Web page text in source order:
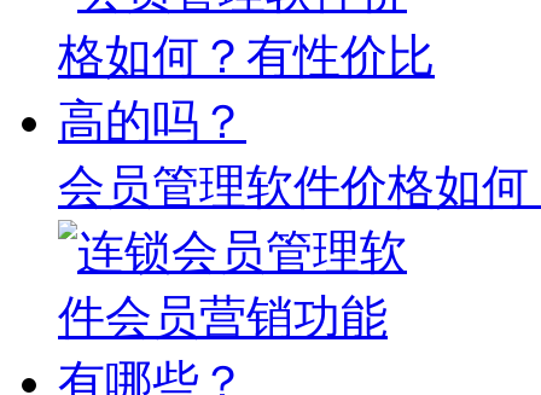
会员管理软件价格如